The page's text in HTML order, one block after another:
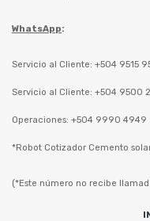
WhatsApp:
Servicio al Cliente: +504 9515
Servicio al Cliente: +504 9500
Operaciones: +504 9990 4949
*Robot Cotizador Cemento
(*Este número no recibe